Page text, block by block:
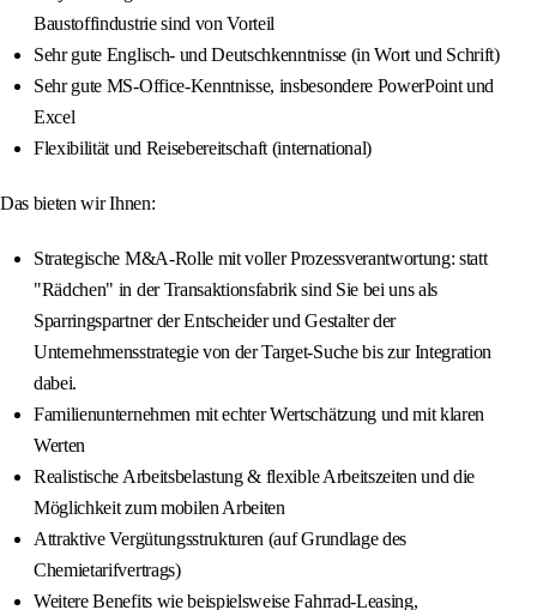
Baustoffindustrie sind von Vorteil
Sehr gute Englisch- und Deutschkenntnisse (in Wort und Schrift)
Sehr gute MS-Office-Kenntnisse, insbesondere PowerPoint und
Excel
Flexibilität und Reisebereitschaft (international)
Das bieten wir Ihnen:
Strategische M&A-Rolle mit voller Prozessverantwortung: statt
"Rädchen" in der Transaktionsfabrik sind Sie bei uns als
Sparringspartner der Entscheider und Gestalter der
Unternehmensstrategie von der Target-Suche bis zur Integration
dabei.
Familienunternehmen mit echter Wertschätzung und mit klaren
Werten
Realistische Arbeitsbelastung & flexible Arbeitszeiten und die
Möglichkeit zum mobilen Arbeiten
Attraktive Vergütungsstrukturen (auf Grundlage des
Chemietarifvertrags)
Weitere Benefits wie beispielsweise Fahrrad-Leasing,